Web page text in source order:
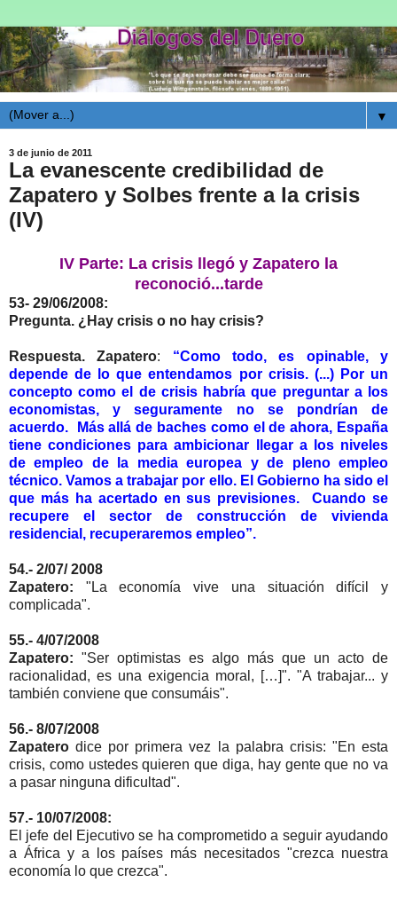
▼
3 de junio de 2011
La evanescente credibilidad de
Zapatero y Solbes frente a la crisis
(IV)
IV Parte: La crisis llegó y Zapatero la
reconoció...tarde
53- 29/06/2008:
Pregunta. ¿Hay crisis o no hay crisis?
Respuesta. Zapatero: “Como todo, es opinable, y
depende de lo que entendamos por crisis. (...) Por un
concepto como el de crisis habría que preguntar a los
economistas, y seguramente no se pondrían de
acuerdo. Más allá de baches como el de ahora, España
tiene condiciones para ambicionar llegar a los niveles
de empleo de la media europea y de pleno empleo
técnico. Vamos a trabajar por ello. El Gobierno ha sido el
que más ha acertado en sus previsiones. Cuando se
recupere el sector de construcción de vivienda
residencial, recuperaremos empleo”.
54.- 2/07/ 2008
Zapatero: "La economía vive una situación difícil y
complicada".
55.- 4/07/2008
Zapatero: "Ser optimistas es algo más que un acto de
racionalidad, es una exigencia moral, […]". "A trabajar... y
también conviene que consumáis".
56.- 8/07/2008
Zapatero dice por primera vez la palabra crisis: "En esta
crisis, como ustedes quieren que diga, hay gente que no va
a pasar ninguna dificultad".
57.- 10/07/2008:
El jefe del Ejecutivo se ha comprometido a seguir ayudando
a África y a los países más necesitados "crezca nuestra
economía lo que crezca".